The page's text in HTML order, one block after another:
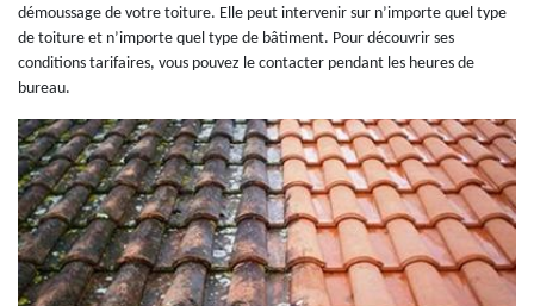
démoussage de votre toiture. Elle peut intervenir sur n’importe quel type
de toiture et n’importe quel type de bâtiment. Pour découvrir ses
conditions tarifaires, vous pouvez le contacter pendant les heures de
bureau.